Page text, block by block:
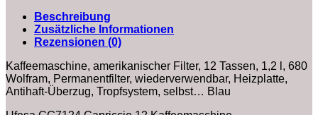
Beschreibung
Zusätzliche Informationen
Rezensionen (0)
Kaffeemaschine, amerikanischer Filter, 12 Tassen, 1,2 l, 680
Wolfram, Permanentfilter, wiederverwendbar, Heizplatte,
Antihaft-Überzug, Tropfsystem, selbst… Blau